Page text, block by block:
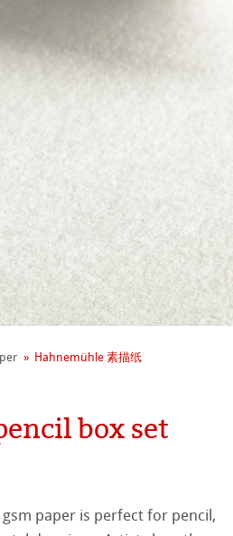
Hahnemühle 素描纸
box set
paper is perfect for pencil,